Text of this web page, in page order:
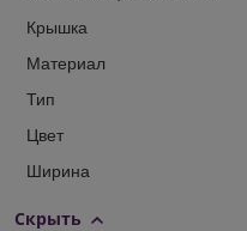
Крышка
Материал
Тип
Цвет
Ширина
Скрыть